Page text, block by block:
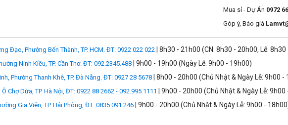
xa lạ trên những chiếc smartphone Android tuy nhiên đối với IOS thì iPhone 8 chính là thiết
8 vẫn sẽ có tiêu chuẩn chống nước IP67. Với tiêu chuẩn này sẽ cho phép thiết bị có thể
Mua sỉ - Dự Án 0972
Góp ý, Báo giá
Đạo, Phường Bến Thành, TP. HCM. ĐT: 0922 022 022 | 8h30 - 21h00 (CN: 8h30 - 20h00, Lễ:
Ninh Kiều, TP. Cần Thơ. ĐT: 092.2345.488 | 9h00 - 19h00 (Ngày Lễ: 9h00 - 19h00)
Phường Thanh Khê, TP. Đà Nẵng. ĐT: 0927 28 5678 | 8h00 - 20h00 (Chủ Nhật & Ngày Lễ: 9h00 -
Chợ Dừa, TP. Hà Nội, ĐT: 0922 88 2662 - 092.995.1111
| 9h00 - 20h00 (Chủ Nhật & Ngày Lễ:
Gia Viên, TP. Hải Phòng, ĐT: 0835 091 246 | 9h00 - 20h00 (Chủ Nhật & Ngày Lễ: 9h00 -